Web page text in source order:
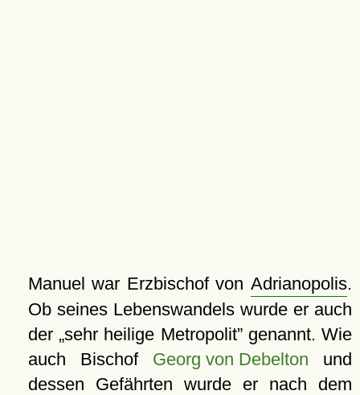
Manuel war Erzbischof von Adrianopolis.
Ob seines Lebenswandels wurde er auch
der sehr heilige Metropolit genannt. Wie
auch Bischof Georg von Debelton und
dessen Gefährten wurde er nach dem